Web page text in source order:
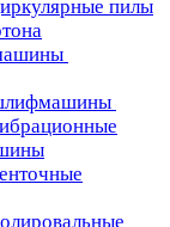
пилы